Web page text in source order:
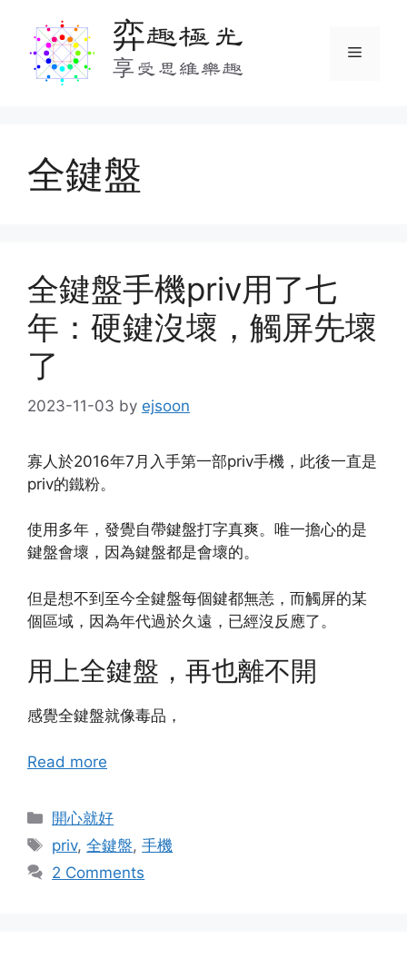
content
弈趣極光
享受思維樂趣
Menu
全鍵盤
全鍵盤手機priv用了七
年：硬鍵沒壞，觸屏先壞
了
2023-11-03 by ejsoon
寡人於2016年7月入手第一部priv手機，此後一直是
priv的鐵粉。
使用多年，發覺自帶鍵盤打字真爽。唯一擔心的是
鍵盤會壞，因為鍵盤都是會壞的。
但是想不到至今全鍵盤每個鍵都無恙，而觸屏的某
個區域，因為年代過於久遠，已經沒反應了。
用上全鍵盤，再也離不開
感覺全鍵盤就像毒品，
Read more
Categories
開心就好
Tags
priv,全鍵盤,手機
2 Comments